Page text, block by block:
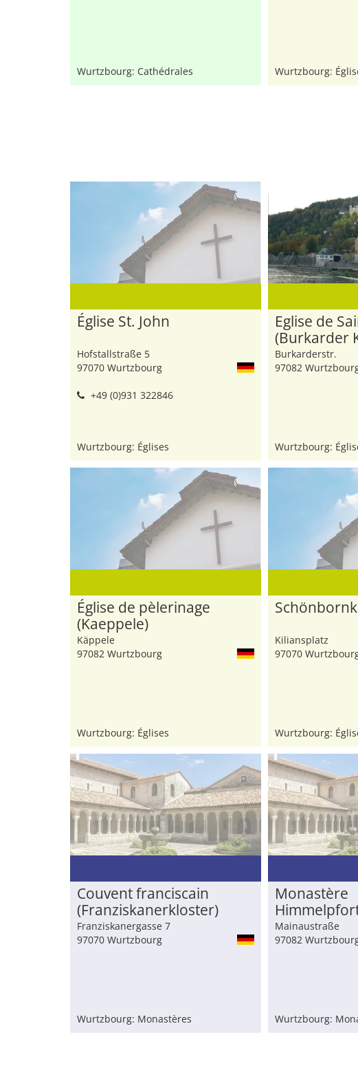
Wurtzbourg: Cathédrales Wurtzbourg:
Église St. John
Hofstallstraße 5
97070 Wurtzbourg
+49 (0)931 322846
Wurtzbourg: Églises
Eglise de
(Burkarder
Burkarderstr.
97082
Wurtzbourg:
Église de pèlerinage
(Kaeppele)
Käppele
97082 Wurtzbourg
Wurtzbourg: Églises
Kiliansplatz
97070
Wurtzbourg:
Couvent franciscain
(Franziskanerkloster)
Franziskanergasse 7
97070 Wurtzbourg
Wurtzbourg: Monastères
Monastère
Mainaustraße
97082
Wurtzbourg: